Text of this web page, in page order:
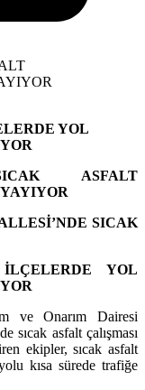
YOL
ASFALT
SICAK
YOL
ve Onarım Dairesi
sıcak asfalt çalışması
ekipler, sıcak asfalt
kısa sürede trafiğe